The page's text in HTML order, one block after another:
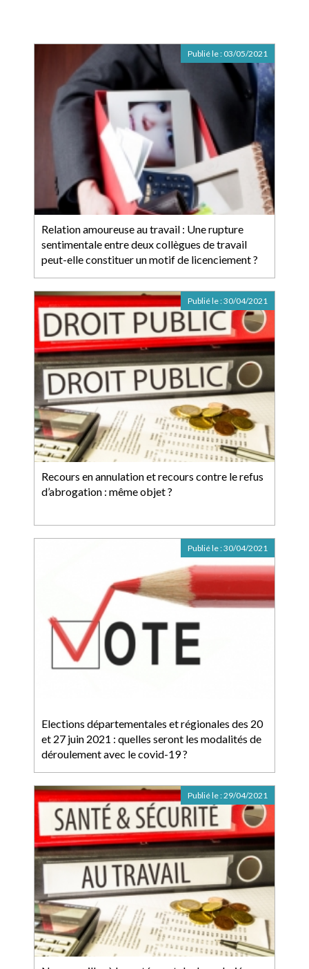
Relation amoureuse au travail : Une rupture
sentimentale entre deux collègues de travail
peut-elle constituer un motif de licenciement ?
Publié le : 03/05/2021
Recours en annulation et recours contre le refus
d’abrogation : même objet ?
Publié le :30/04/2021
Elections départementales et régionales des 20
et 27 juin 2021 : quelles seront les modalités de
déroulement avec le covid-19 ?
Publié le :30/04/2021
Publié le :29/04/2021